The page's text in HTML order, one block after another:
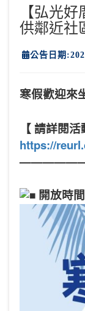
【弘光
供鄰近社
公告日期
寒假歡迎來
【 請詳閱活
https://
開放時間